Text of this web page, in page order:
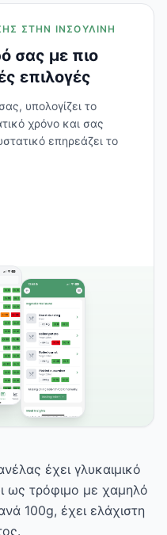
ΣΤΗΝ ΙΝΣΟΥΛΊΝΗ
σας με πιο
επιλογές
υπολογίζει το
χρόνο και σας
επηρεάζει το
έχει γλυκαιμικό
ως τρόφιμο με χαμηλό
100g, έχει ελάχιστη